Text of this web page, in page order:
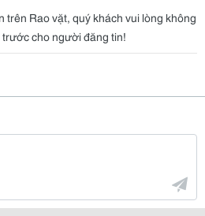
trên Rao vặt, quý khách vui lòng không
cho người đăng tin!